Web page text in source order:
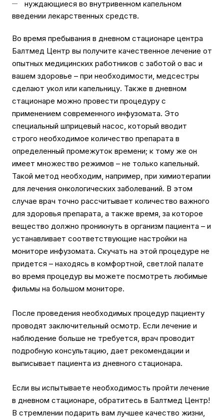
нуждающиеся во внутривенном капельном
введении лекарственных средств.
Во время пребывания в дневном стационаре центра
Балтмед Центр вы получите качественное лечение от
опытных медицинских работников с заботой о вас и
вашем здоровье – при необходимости, медсестры
сделают укол или капельницу. Также в дневном
стационаре можно провести процедуру с
применением современного инфузомата. Это
специальный шприцевый насос, который вводит
строго необходимое количество препарата в
определенный промежуток времени; к тому же он
имеет множество режимов – не только капельный.
Такой метод необходим, например, при химиотерапии
для лечения онкологических заболеваний. В этом
случае врач точно рассчитывает количество важного
для здоровья препарата, а также время, за которое
вещество должно проникнуть в организм пациента – и
устанавливает соответствующие настройки на
мониторе инфузомата. Скучать на этой процедуре не
придется – находясь в комфортной, светлой палате
во время процедур вы можете посмотреть любимые
фильмы на большом мониторе.
После проведения необходимых процедур пациенту
проводят заключительный осмотр. Если лечение и
наблюдение больше не требуется, врач проводит
подробную консультацию, дает рекомендации и
выписывает пациента из дневного стационара.
Если вы испытываете необходимость пройти лечение
в дневном стационаре, обратитесь в Балтмед Центр!
В стремлении подарить вам лучшее качество жизни,